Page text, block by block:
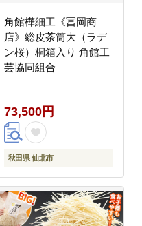
角館樺細工《冨岡商
店》総皮茶筒大（ラデ
ン桜）桐箱入り 角館工
芸協同組合
73,500円
秋田県 仙北市